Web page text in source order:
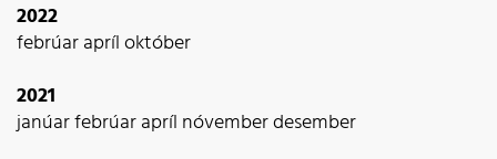
2022
febrúarapríloktóber
2021
janúarfebrúarapríl nóvemberdesember